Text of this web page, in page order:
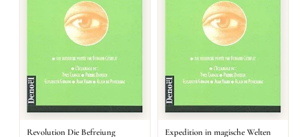
Revolution Die Befreiung
Expedition in magische Welten